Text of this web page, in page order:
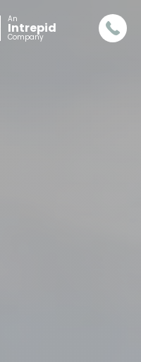
An
Intrepid
Company